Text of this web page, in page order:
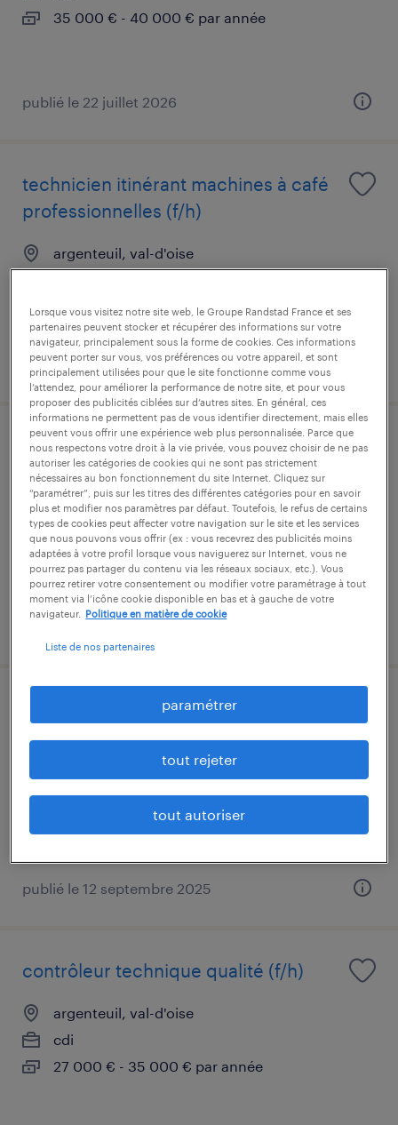
35 000 € - 40 000 € par année
publié le 22 juillet 2026
technicien itinérant machines à café
professionnelles (f/h)
argenteuil, val-d'oise
32 000 € - 35 000 € par année
publié le 2 février 2026
commercial sédentaire (f/h)
argenteuil, val-d'oise
cdi
26 400 € par année
comptable unique (f/h)
cdi
publié le 12 septembre 2025
contrôleur technique qualité (f/h)
argenteuil, val-d'oise
cdi
27 000 € - 35 000 € par année
Lorsque vous visitez notre site web, le Groupe Randstad France et ses
partenaires peuvent stocker et récupérer des informations sur votre
navigateur, principalement sous la forme de cookies. Ces informations
peuvent porter sur vous, vos préférences ou votre appareil, et sont
principalement utilisées pour que le site fonctionne comme vous
l’attendez, pour améliorer la performance de notre site, et pour vous
proposer des publicités ciblées sur d’autres sites. En général, ces
informations ne permettent pas de vous identifier directement, mais elles
peuvent vous offrir une expérience web plus personnalisée. Parce que
nous respectons votre droit à la vie privée, vous pouvez choisir de ne pas
autoriser les catégories de cookies qui ne sont pas strictement
nécessaires au bon fonctionnement du site Internet. Cliquez sur
“paramétrer”, puis sur les titres des différentes catégories pour en savoir
plus et modifier nos paramètres par défaut. Toutefois, le refus de certains
types de cookies peut affecter votre navigation sur le site et les services
que nous pouvons vous offrir (ex : vous recevrez des publicités moins
adaptées à votre profil lorsque vous naviguerez sur Internet, vous ne
pourrez pas partager du contenu via les réseaux sociaux, etc.). Vous
pourrez retirer votre consentement ou modifier votre paramétrage à tout
moment via l’icône cookie disponible en bas et à gauche de votre
navigateur.
Politique en matière de cookie
Liste de nos partenaires
paramétrer
tout rejeter
tout autoriser